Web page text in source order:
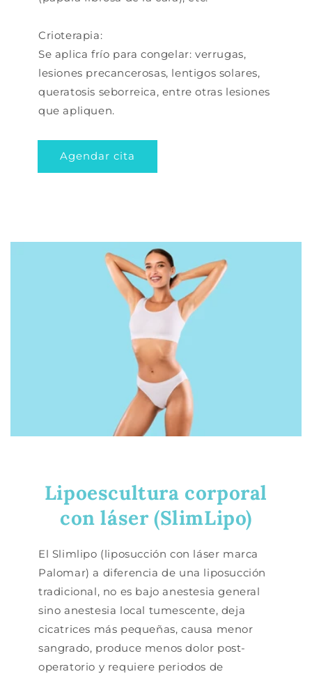
Crioterapia:
Se aplica frío para congelar: verrugas,
lesiones precancerosas, lentigos solares,
queratosis seborreica, entre otras lesiones
que apliquen.
Agendar cita
Lipoescultura corporal
con láser (SlimLipo)
El Slimlipo (liposucción con láser marca
Palomar) a diferencia de una liposucción
tradicional, no es bajo anestesia general
sino anestesia local tumescente, deja
cicatrices más pequeñas, causa menor
sangrado, produce menos dolor post-
operatorio y requiere periodos de